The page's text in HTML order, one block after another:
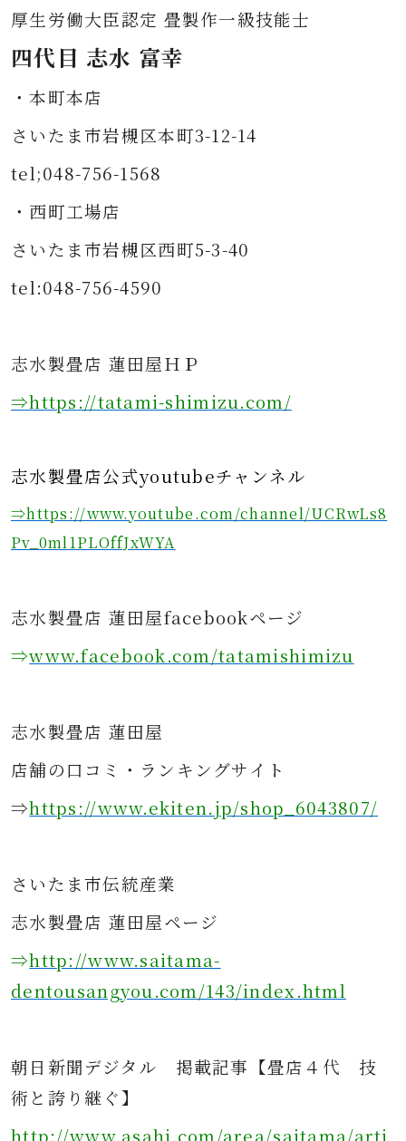
厚生労働大臣認定 畳製作一級技能士
四代目 志水 富幸
・本町本店
さいたま市岩槻区本町3-12-14
tel;048-756-1568
・西町工場店
さいたま市岩槻区西町5-3-40
tel:048-756-4590
志水製畳店 蓮田屋ＨＰ
⇒https://tatami-shimizu.com/
志水製畳店公式youtubeチャンネル
⇒https://www.youtube.com/channel/UCRwLs8
Pv_0ml1PLOffJxWYA
志水製畳店 蓮田屋facebookページ
⇒www.facebook.com/tatamishimizu
志水製畳店 蓮田屋
店舗の口コミ・ランキングサイト
⇒https://www.ekiten.jp/shop_6043807/
さ いたま市伝統産業
志水製畳店 蓮田屋ページ
⇒http://www.saitama-
dentousangyou.com/143/index.html
朝日新聞デジタル 掲載記事 【畳店４代 技
術と誇り継ぐ】
http://www.asahi.com/area/saitama/arti